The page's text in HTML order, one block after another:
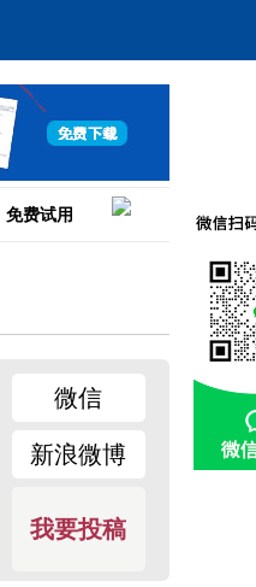
免费试用
微信
新浪微博
我要投稿